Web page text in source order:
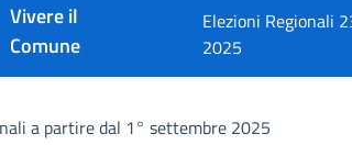
Vivere il
Comune
Elezioni Regionali
2025
a partire dal 1° settembre 2025